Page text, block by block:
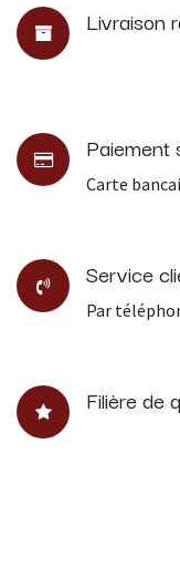
Livraison
Paiement
Carte
Service
Par
Filière de